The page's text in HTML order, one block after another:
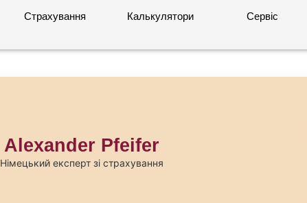
Страхування Калькулятори Сервіс
Alexander Pfeifer
Німецький експерт зі страхування